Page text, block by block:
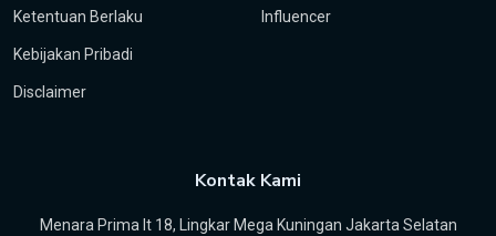
Ketentuan Berlaku
Kebijakan Pribadi
Disclaimer
Influencer
Kontak Kami
Menara Prima lt 18, Lingkar Mega Kuningan Jakarta Selatan